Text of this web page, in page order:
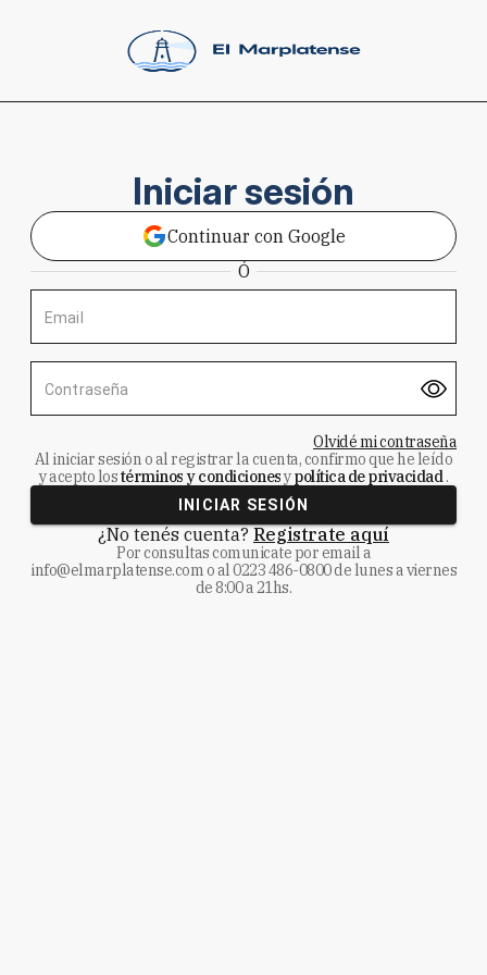
Iniciar sesión
Continuar con Google
Ó
Email
Contraseña
Olvidé mi contraseña
Al iniciar sesión o al registrar la cuenta, confirmo que he leído
y acepto lostérminos y condicionesypolítica de privacidad.
INICIAR SESIÓN
¿No tenés cuenta? Registrate aquí
Por consultas comunicate por email a
info@elmarplatense.como al0223 486-0800de lunes a viernes
de 8:00 a 21hs.